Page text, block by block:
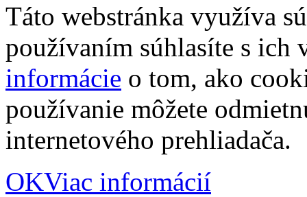
Táto webstránka využíva
používaním súhlasíte s
informácie o tom, ako
používanie môžete
internetového prehliadača.
OKViac informácií